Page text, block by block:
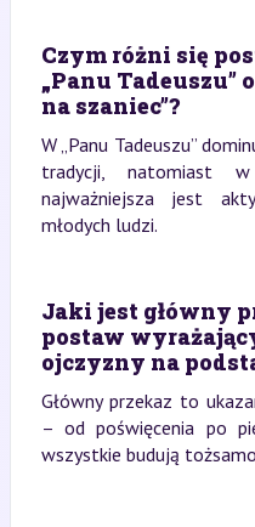
Czym różni się
„Panu Tadeuszu”
na szaniec”?
W „Panu Tadeuszu”
tradycji, natomiast w
najważniejsza jest
młodych ludzi.
Jaki jest główny
postaw
ojczyzny na
Główny przekaz to
– od poświęcenia po
wszystkie budują